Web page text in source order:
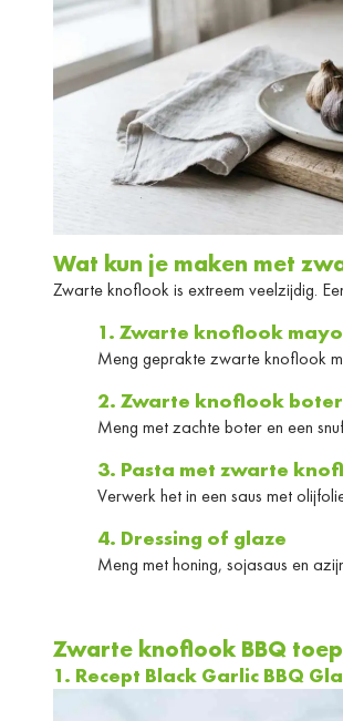
Wat kun je maken met
Zwarte knoflook is extreem veelzijdig.
1. Zwarte knoflook mayo
Meng geprakte zwarte knoflook
2. Zwarte knoflook boter
Meng met zachte boter en een
3. Pasta met zwarte
Verwerk het in een saus met
4. Dressing of glaze
Meng met honing, sojasaus en
Zwarte knoflook BBQ
1. Recept Black Garlic BBQ